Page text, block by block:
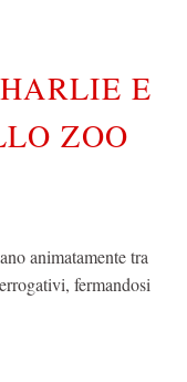
E
ZOO
animatamente tra
fermandosi